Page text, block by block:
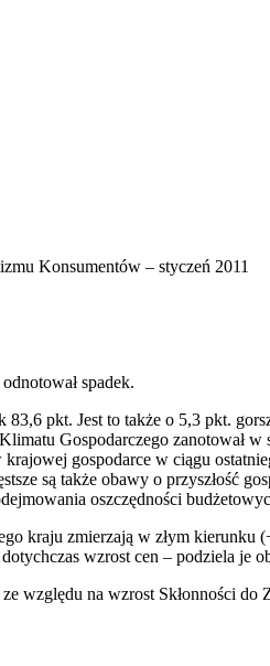
Konsumentów – styczeń 2011
spadek.
pkt. Jest to także o 5,3 pkt.
Gospodarczego zanotował
gospodarce w ciągu
są także obawy o przyszłość
oszczędności
kraju zmierzają w złym
wzrost cen – podziela je
względu na wzrost Skłonności